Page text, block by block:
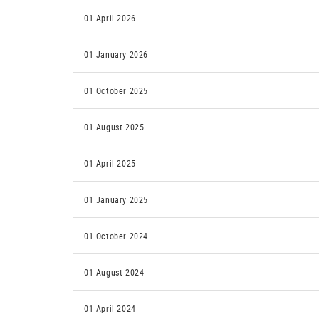
01 April 2026
01 January 2026
01 October 2025
01 August 2025
01 April 2025
01 January 2025
01 October 2024
01 August 2024
01 April 2024